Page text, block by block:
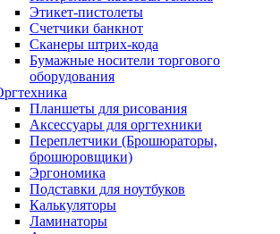
Этикет-пистолеты
Счетчики банкнот
Сканеры штрих-кода
Бумажные носители торгового
оборудования
Планшеты для рисования
Аксессуары для оргтехники
Переплетчики (Брошюраторы,
брошюровщики)
Эргономика
Подставки для ноутбуков
Калькуляторы
Ламинаторы